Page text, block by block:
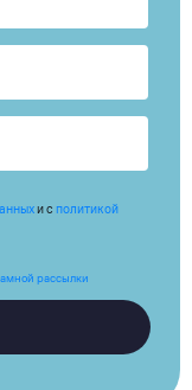
и с политикой
рассылки